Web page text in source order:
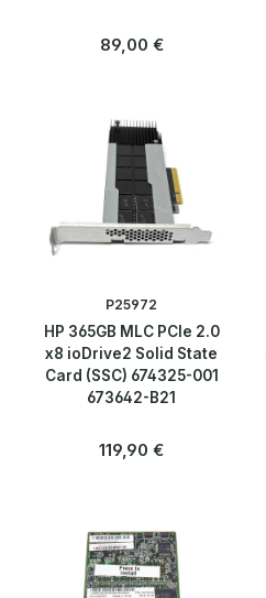
Regulärer Preis:
89,00 €
P25972
HP 365GB MLC PCIe 2.0
x8 ioDrive2 Solid State
Card (SSC) 674325-001
673642-B21
Regulärer Preis:
119,90 €